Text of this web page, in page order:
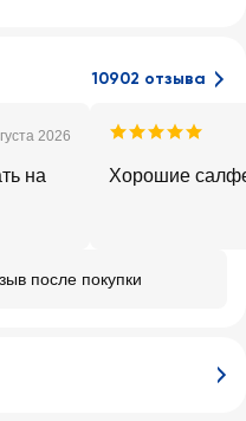
10902 отзыва
2026
на
Хорошие
после покупки